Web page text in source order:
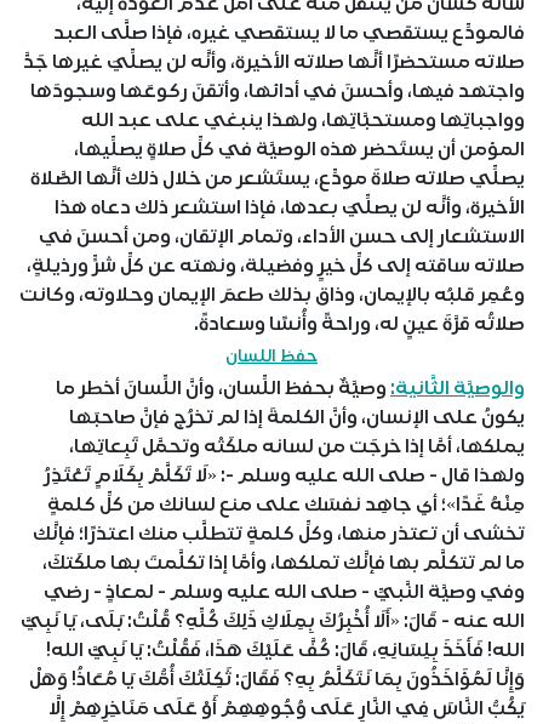
فالمودِّع يستقصي ما لا يستقصي غيره، فإذا صلَّى العبد
صلاته مستحضرًا أنَّها صلاته الأخيرة، وأنَّه لن يصلِّيَ غيرها جَدَّ
واجتهد فيها، وأحسنَ في أدائها، وأتقنَ ركوعَها وسجودَها
وواجباتِها ومستحبَّاتِها، ولهذا ينبغي على عبد الله
المؤمن أن يستَحضر هذه الوصيَّة في كلِّ صلاةٍ يصلِّيها،
يصلِّي صلاته صلاةَ مودِّع، يستَشعر من خلال ذلك أنَّها الصَّلاة
الأخيرة، وأنَّه لن يصلِّيَ بعدها، فإذا استشعر ذلك دعاه هذا
الاستشعار إلى حسن الأداء، وتمام الإتقان، ومن أحسنَ في
صلاته ساقته إلى كلِّ خيرٍ وفضيلة، ونهته عن كلِّ شرٍّ ورذيلةٍ،
وعُمِر قلبُه بالإيمان، وذاق بذلك طعمَ الإيمان وحلاوته، وكانت
صلاتُه قرَّةَ عينٍ له، وراحةً وأُنسًا وسعادةً.
حفظ اللسان
والوصيَّة الثَّانية: وصيَّةٌ بحفظ اللِّسان، وأنَّ اللِّسانَ أخطر ما
يكونُ على الإنسان، وأنَّ الكلمةَ إذا لم تخرُج فإنَّ صاحبَها
يملكها، أمَّا إذا خرجَت من لسانه ملكَتْه وتحمَّل تَبِعاتِها،
ولهذا قال - صلى الله عليه وسلم -: «لَا تَكَلَّمْ بِكَلَامٍ تَعْتَذِرُ
مِنْهُ غَدًا»؛ أي جاهِد نفسَك على منع لسانك من كلِّ كلمةٍ
تخشى أن تعتذر منها، وكلِّ كلمةٍ تتطلَّب منك اعتذرًا؛ فإنَّك
ما لم تتكلَّم بها فإنَّك تملكها، وأمَّا إذا تكلَّمتَ بها ملكَتكَ،
وفي وصيَّة النَّبيِّ - صلى الله عليه وسلم - لمعاذٍ - رضي
الله عنه - قَالَ: «أَلَا أُخْبِرُكَ بِمِلَاكِ ذَلِكَ كُلِّهِ؟ قُلْتُ: بَلَى، يَا نَبِيَّ
الله! فَأَخَذَ بِلِسَانِهِ، قَالَ: كُفَّ عَلَيْكَ هَذَا، فَقُلْتُ: يَا نَبِيَّ الله!
وَإِنَّا لَمُؤَاخَذُونَ بِمَا نَتَكَلَّمُ بِهِ؟ فَقَالَ: ثَكِلَتْكَ أُمُّكَ يَا مُعَاذُ! وَهَلْ
يَكُبُّ النَّاسَ فِي النَّارِ عَلَى وُجُوهِهِمْ أَوْ عَلَى مَنَاخِرِهِمْ إِلَّا